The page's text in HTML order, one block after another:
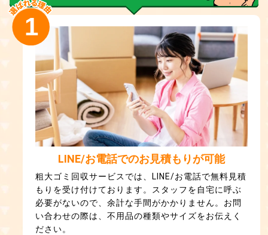
LINE/お電話でのお見積もりが可能
粗大ゴミ回収サービスでは、LINE/お電話で無料見積
もりを受け付けております。スタッフを自宅に呼ぶ
必要がないので、余計な手間がかかりません。お問
い合わせの際は、不用品の種類やサイズをお伝えく
ださい。
1